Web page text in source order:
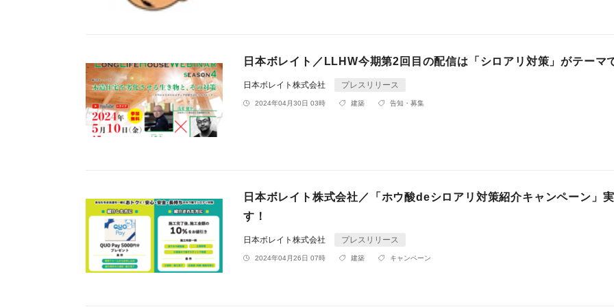
日本ボレイト／LLHW今期第2回目の配信は「シロアリ対策」がテーマ
日本ボレイト株式会社 プレスリリース
2024年04月30日 03時 建築 告知・募集
日本ボレイト株式会社／「ホウ酸deシロアリ対策紹介キャンペーン」
す！
日本ボレイト株式会社 プレスリリース
2024年04月26日 07時 建築 キャンペーン